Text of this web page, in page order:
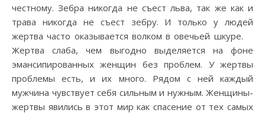
честному. Зебра никогда не съест льва, так же как и
трава никогда не съест зебру. И только у людей
жертва часто оказывается волком в овечьей шкуре. ⠀
Жертва слаба, чем выгодно выделяется на фоне
эмансипированных женщин без проблем. У жертвы
проблемы есть, и их много. Рядом с ней каждый
мужчина чувствует себя сильным и нужным. Женщины-
жертвы явились в этот мир как спасение от тех самых